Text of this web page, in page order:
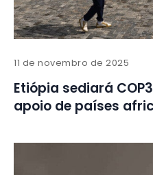
11 de novembro de 2025
Etiópia sediará
apoio de países